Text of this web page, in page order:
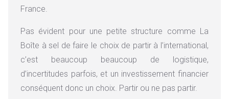
France.
Pas évident pour une petite structure comme La
Boîte à sel de faire le choix de partir à l’international,
c’est beaucoup beaucoup de logistique,
d’incertitudes parfois, et un investissement financier
conséquent donc un choix. Partir ou ne pas partir.